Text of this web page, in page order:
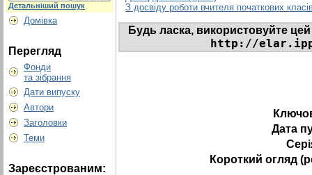
Детальніший пошук
Домівка
Перегляд
Фонди
та зібрання
Дати випуску
Автори
Заголовки
Теми
Зареєстрованим:
З досвіду роботи вчителя початкових
Будь ласка, використовуйте
http://
Дата
Короткий огляд